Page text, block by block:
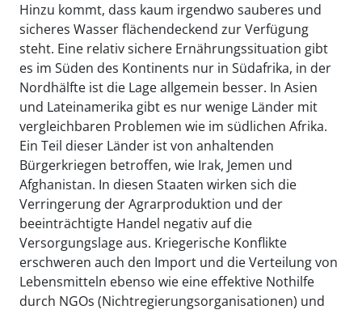
Hinzu kommt, dass kaum irgendwo sauberes und
sicheres Wasser flächendeckend zur Verfügung
steht. Eine relativ sichere Ernährungssituation gibt
es im Süden des Kontinents nur in Südafrika, in der
Nordhälfte ist die Lage allgemein besser. In Asien
und Lateinamerika gibt es nur wenige Länder mit
vergleichbaren Problemen wie im südlichen Afrika.
Ein Teil dieser Länder ist von anhaltenden
Bürgerkriegen betroffen, wie Irak, Jemen und
Afghanistan. In diesen Staaten wirken sich die
Verringerung der Agrarproduktion und der
beeinträchtigte Handel negativ auf die
Versorgungslage aus. Kriegerische Konflikte
erschweren auch den Import und die Verteilung von
Lebensmitteln ebenso wie eine effektive Nothilfe
durch NGOs (Nichtregierungsorganisationen) und